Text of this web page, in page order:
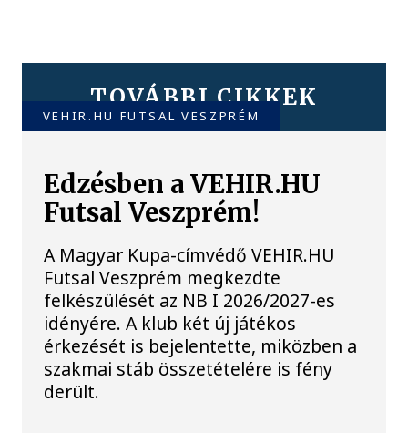
TOVÁBBI CIKKEK
VEHIR.HU FUTSAL VESZPRÉM
Edzésben a VEHIR.HU
Futsal Veszprém!
A Magyar Kupa-címvédő VEHIR.HU
Futsal Veszprém megkezdte
felkészülését az NB I 2026/2027-es
idényére. A klub két új játékos
érkezését is bejelentette, miközben a
szakmai stáb összetételére is fény
derült.